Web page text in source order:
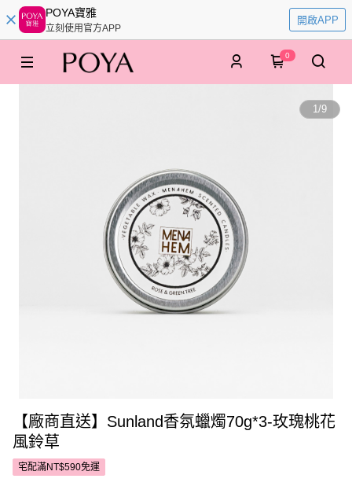
POYA寶雅
立刻使用官方APP
開啟APP
0
1/9
【廠商直送】Sunland香氛蠟燭70g*3-玫瑰桃花
風鈴草
宅配滿NT$590免運